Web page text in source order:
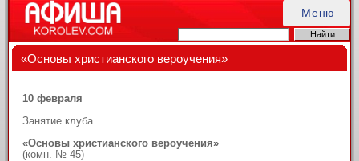
Меню
«Основы христианского вероучения»
10 февраля
Занятие клуба
«Основы христианского вероучения»
(комн. № 45)